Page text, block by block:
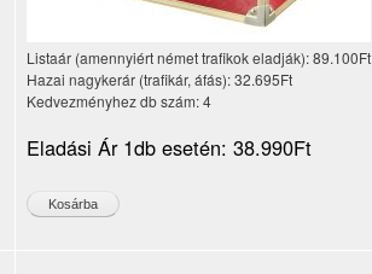
Listaár (amennyiért német trafikok eladják):89.100Ft
Hazai nagykerár (trafikár, áfás):32.695Ft
Kedvezményhez db szám:4
Eladási Ár 1db esetén: 38.990Ft